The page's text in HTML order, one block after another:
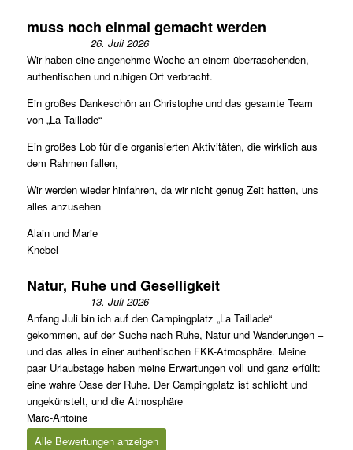
muss noch einmal gemacht werden
26. Juli 2026
Wir haben eine angenehme Woche an einem überraschenden,
authentischen und ruhigen Ort verbracht.
Ein großes Dankeschön an Christophe und das gesamte Team
von „La Taillade“
Ein großes Lob für die organisierten Aktivitäten, die wirklich aus
dem Rahmen fallen,
Wir werden wieder hinfahren, da wir nicht genug Zeit hatten, uns
alles anzusehen
Alain und Marie
Knebel
Natur, Ruhe und Geselligkeit
13. Juli 2026
Anfang Juli bin ich auf den Campingplatz „La Taillade“
gekommen, auf der Suche nach Ruhe, Natur und Wanderungen –
und das alles in einer authentischen FKK-Atmosphäre. Meine
paar Urlaubstage haben meine Erwartungen voll und ganz erfüllt:
eine wahre Oase der Ruhe. Der Campingplatz ist schlicht und
ungekünstelt, und die Atmosphäre
Marc-Antoine
Alle Bewertungen anzeigen